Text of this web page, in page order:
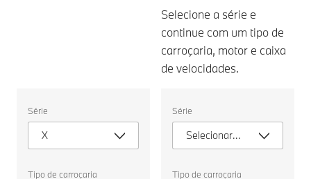
as
seguintes
propriedades
para
um
Série
X
Tipo de carroçaria
Selecione a série e
continue com um tipo de
carroçaria, motor e caixa
de velocidades.
as
seguintes
propriedades
para
um
Série
Selecionar
série
Tipo de carroçaria